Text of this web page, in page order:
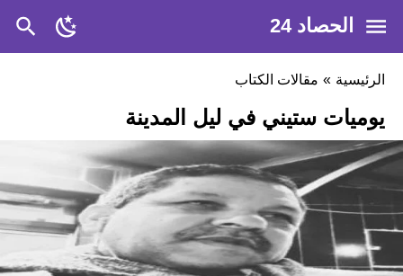
الحصاد 24
الرئيسية » مقالات الكتاب
يوميات ستيني في ليل المدينة